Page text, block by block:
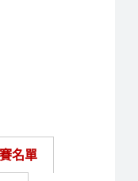
名單